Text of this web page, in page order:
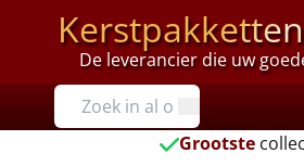
Kerstpakketten
De leverancier die uw
Prijzen
Tot €25
Grootste